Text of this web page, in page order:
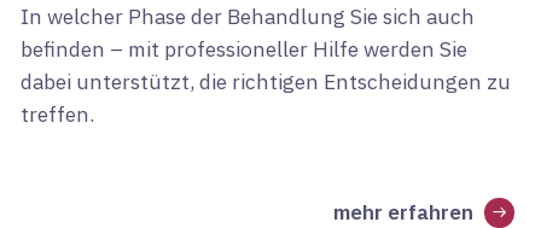
In welcher Phase der Behandlung Sie sich auch
befinden – mit professioneller Hilfe werden Sie
dabei unterstützt, die richtigen Entscheidungen zu
treffen.
mehr erfahren arrow_right_alt